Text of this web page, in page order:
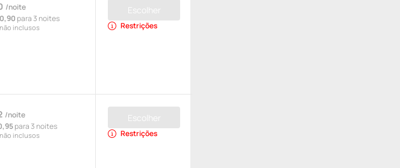
/noite
para 3 noites
inclusos
Escolher
Restrições
/noite
para 3 noites
inclusos
Escolher
Restrições